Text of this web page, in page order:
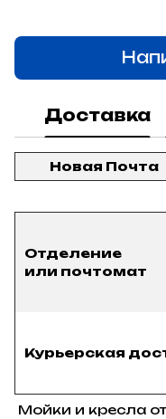
Доставка
Новая Почта
Отделение
или почтомат
Курьерская
Мойки и кресла